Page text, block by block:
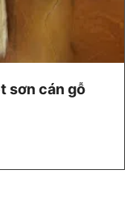
sơn cán gỗ